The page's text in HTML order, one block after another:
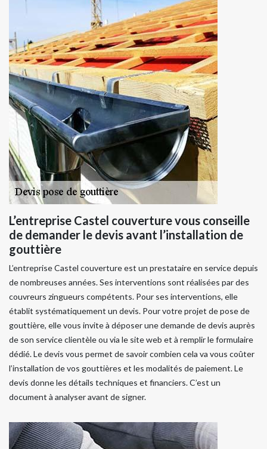
L’entreprise Castel couverture vous conseille
de demander le devis avant l’installation de
gouttière
L’entreprise Castel couverture est un prestataire en service depuis
de nombreuses années. Ses interventions sont réalisées par des
couvreurs zingueurs compétents. Pour ses interventions, elle
établit systématiquement un devis. Pour votre projet de pose de
gouttière, elle vous invite à déposer une demande de devis auprès
de son service clientèle ou via le site web et à remplir le formulaire
dédié. Le devis vous permet de savoir combien cela va vous coûter
l’installation de vos gouttières et les modalités de paiement. Le
devis donne les détails techniques et financiers. C’est un
document à analyser avant de signer.